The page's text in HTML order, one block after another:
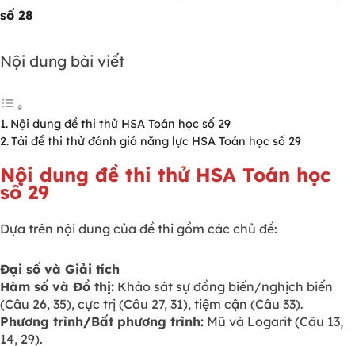
số 28
Nội dung bài viết
Nội dung đề thi thử HSA Toán học số 29
Tải đề thi thử đánh giá năng lực HSA Toán học số 29
Nội dung đề thi thử HSA Toán học
số 29
Dựa trên nội dung của đề thi gồm các chủ đề:
Đại số và Giải tích
Hàm số và Đồ thị: Khảo sát sự đồng biến/nghịch biến
(Câu 26, 35), cực trị (Câu 27, 31), tiệm cận (Câu 33).
Phương trình/Bất phương trình: Mũ và Logarit (Câu 13,
14, 29).